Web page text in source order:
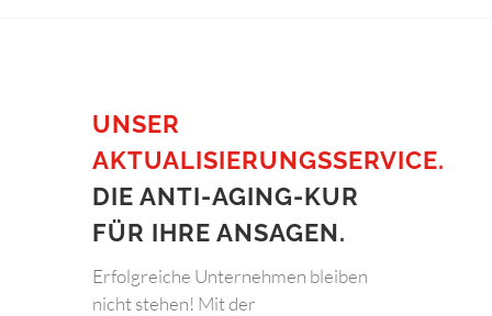
UNSER
AKTUALISIERUNGSSERVICE.
DIE ANTI-AGING-KUR
FÜR IHRE ANSAGEN.
Erfolgreiche Unternehmen bleiben
nicht stehen! Mit der